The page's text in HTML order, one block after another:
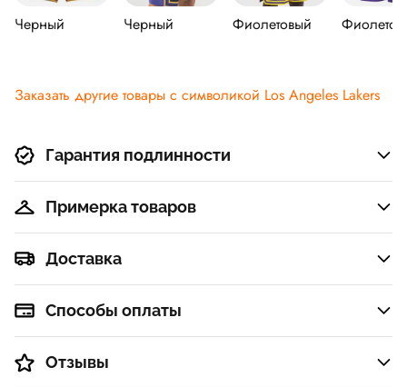
Черный Черный Фиолетовый
Заказать другие товары с символикой Los Angeles Lakers
Гарантия подлинности
Примерка товаров
Доставка
Способы оплаты
Отзывы